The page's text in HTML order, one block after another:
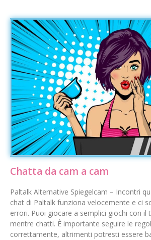
Chatta da cam a cam
Paltalk Alternative Spiegelcam – Incontri
chat di Paltalk funziona velocemente e ci
errori. Puoi giocare a semplici giochi con il
mentre chatti. È importante seguire le
correttamente, altrimenti potresti essere